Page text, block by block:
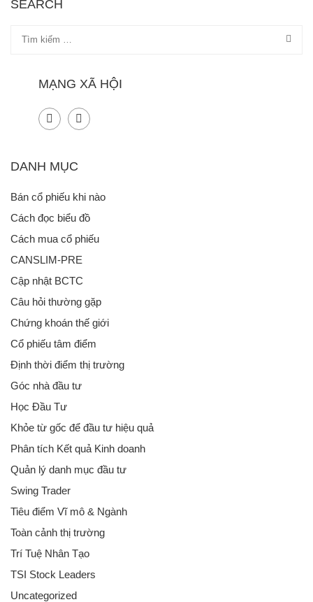
SEARCH
MẠNG XÃ HỘI
DANH MỤC
Bán cổ phiếu khi nào
Cách đọc biểu đồ
Cách mua cổ phiếu
CANSLIM-PRE
Cập nhật BCTC
Câu hỏi thường gặp
Chứng khoán thế giới
Cổ phiếu tâm điểm
Định thời điểm thị trường
Góc nhà đầu tư
Học Đầu Tư
Khỏe từ gốc để đầu tư hiệu quả
Phân tích Kết quả Kinh doanh
Quản lý danh mục đầu tư
Swing Trader
Tiêu điểm Vĩ mô & Ngành
Toàn cảnh thị trường
Trí Tuệ Nhân Tạo
TSI Stock Leaders
Uncategorized